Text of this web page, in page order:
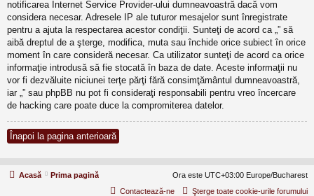
notificarea Internet Service Provider-ului dumneavoastră dacă vom
considera necesar. Adresele IP ale tuturor mesajelor sunt înregistrate
pentru a ajuta la respectarea acestor condiţii. Sunteţi de acord ca „” să
aibă dreptul de a şterge, modifica, muta sau închide orice subiect în orice
moment în care consideră necesar. Ca utilizator sunteţi de acord ca orice
informaţie introdusă să fie stocată în baza de date. Aceste informaţii nu
vor fi dezvăluite niciunei terţe părţi fără consimţământul dumneavoastră,
iar „” sau phpBB nu pot fi consideraţi responsabili pentru vreo încercare
de hacking care poate duce la compromiterea datelor.
Înapoi la pagina anterioară
Acasă Prima pagină
Ora este UTC+03:00 Europe/Bucharest
Şterge toate cookie-urile forumului
Contactează-ne